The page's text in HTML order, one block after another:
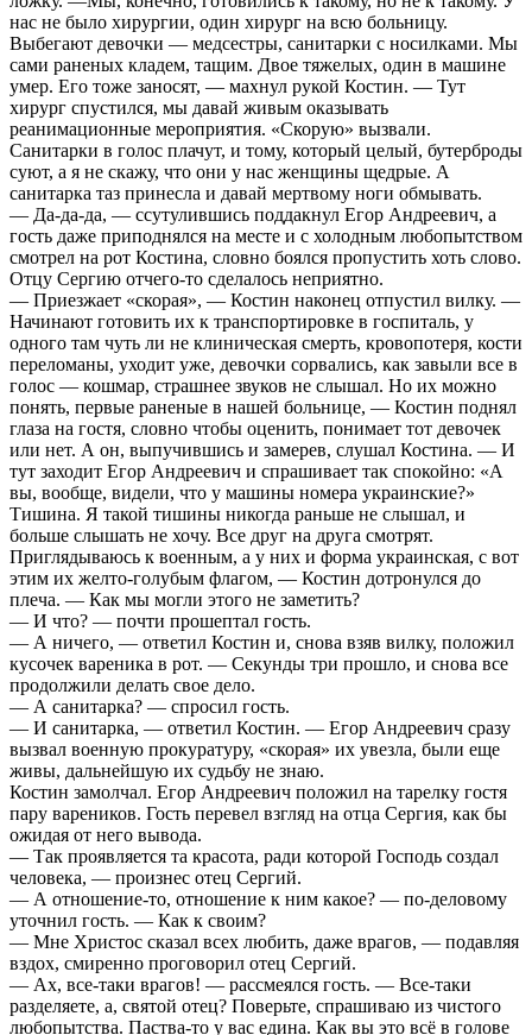
нас не было хирургии, один хирург на всю больницу.
Выбегают девочки — медсестры, санитарки с носилками. Мы
сами раненых кладем, тащим. Двое тяжелых, один в машине
умер. Его тоже заносят, — махнул рукой Костин. — Тут
хирург спустился, мы давай живым оказывать
реанимационные мероприятия. «Скорую» вызвали.
Санитарки в голос плачут, и тому, который целый, бутерброды
суют, а я не скажу, что они у нас женщины щедрые. А
санитарка таз принесла и давай мертвому ноги обмывать.
— Да-да-да, — ссутулившись поддакнул Егор Андреевич, а
гость даже приподнялся на месте и с холодным любопытством
смотрел на рот Костина, словно боялся пропустить хоть слово.
Отцу Сергию отчего-то сделалось неприятно.
— Приезжает «скорая», — Костин наконец отпустил вилку. —
Начинают готовить их к транспортировке в госпиталь, у
одного там чуть ли не клиническая смерть, кровопотеря, кости
переломаны, уходит уже, девочки сорвались, как завыли все в
голос — кошмар, страшнее звуков не слышал. Но их можно
понять, первые раненые в нашей больнице, — Костин поднял
глаза на гостя, словно чтобы оценить, понимает тот девочек
или нет. А он, выпучившись и замерев, слушал Костина. — И
тут заходит Егор Андреевич и спрашивает так спокойно: «А
вы, вообще, видели, что у машины номера украинские?»
Тишина. Я такой тишины никогда раньше не слышал, и
больше слышать не хочу. Все друг на друга смотрят.
Приглядываюсь к военным, а у них и форма украинская, с вот
этим их желто-голубым флагом, — Костин дотронулся до
плеча. — Как мы могли этого не заметить?
— И что? — почти прошептал гость.
— А ничего, — ответил Костин и, снова взяв вилку, положил
кусочек вареника в рот. — Секунды три прошло, и снова все
продолжили делать свое дело.
— А санитарка? — спросил гость.
— И санитарка, — ответил Костин. — Егор Андреевич сразу
вызвал военную прокуратуру, «скорая» их увезла, были еще
живы, дальнейшую их судьбу не знаю.
Костин замолчал. Егор Андреевич положил на тарелку гостя
пару вареников. Гость перевел взгляд на отца Сергия, как бы
ожидая от него вывода.
— Так проявляется та красота, ради которой Господь создал
человека, — произнес отец Сергий.
— А отношение-то, отношение к ним какое? — по-деловому
уточнил гость. — Как к своим?
— Мне Христос сказал всех любить, даже врагов, — подавляя
вздох, смиренно проговорил отец Сергий.
— Ах, все-таки врагов! — рассмеялся гость. — Все-таки
разделяете, а, святой отец? Поверьте, спрашиваю из чистого
любопытства. Паства-то у вас едина. Как вы это всё в голове